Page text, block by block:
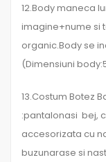
12.Body maneca
imagine+nume si
organic.Body se
(Dimensiuni
13.Costum Botez
:pantalonasi bej,
accesorizata cu
buzunarase si